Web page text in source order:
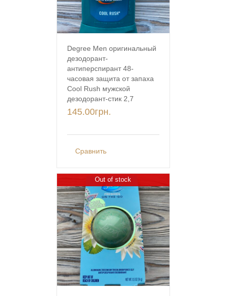
Degree Men оригинальный
дезодорант-
антиперспирант 48-
часовая защита от запаха
Cool Rush мужской
дезодорант-стик 2,7
145.00грн.
Сравнить
Out of stock